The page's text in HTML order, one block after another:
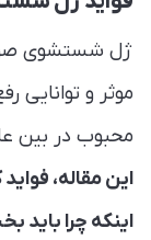
ژل شستشوی
موثر و توانایی
محبوب در بین
این مقاله،
اینکه چرا باید